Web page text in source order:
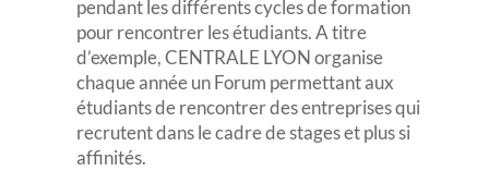
pendant les différents cycles de formation
pour rencontrer les étudiants. A titre
d’exemple, CENTRALE LYON organise
chaque année un Forum permettant aux
étudiants de rencontrer des entreprises qui
recrutent dans le cadre de stages et plus si
affinités.